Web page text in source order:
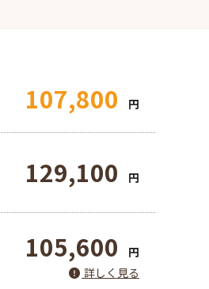
107,800 円
129,100 円
105,600
円
詳しく見る